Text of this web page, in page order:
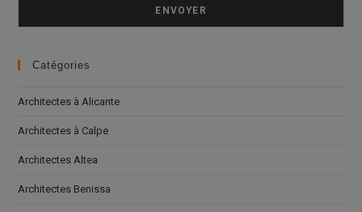
Catégories
Architectes à Alicante
Architectes à Calpe
Architectes Altea
Architectes Benissa